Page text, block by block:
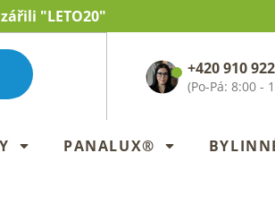
"LETO20"
+420 910
PANALUX®